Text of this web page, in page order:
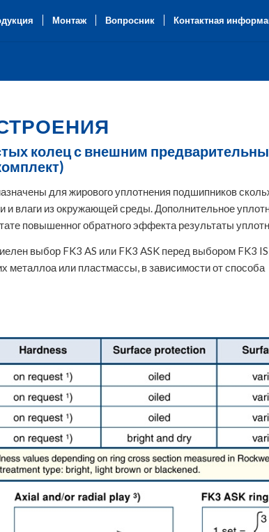
Монтаж Вопросник Контактная
колец с внешним
для жирового уплотнения подшипников
и влаги из окружающей среды. Дополнительное
повышенног обратного эффекта результаты
выбор FK3 AS или FK3 ASK перед выбором FK3 IS
металлоа или пластмассы, в зависимости от способа